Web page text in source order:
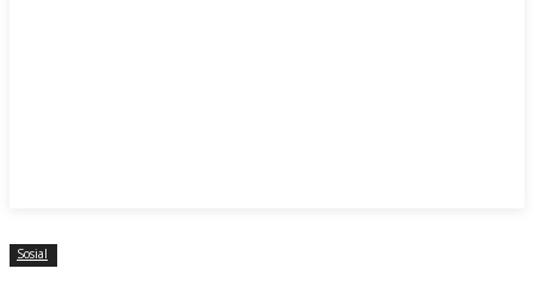
Sosial